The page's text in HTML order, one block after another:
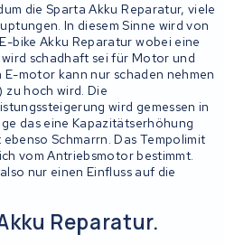
die Sparta Akku Reparatur, viele
In diesem Sinne wird von
bike Akku Reparatur wobei eine
schadhaft sei für Motor und
E-motor kann nur schaden nehmen
zu hoch wird. Die
wird gemessen in
das eine Kapazitätserhöhung
Schmarrn. Das Tempolimit
vom Antriebsmotor bestimmt.
nur einen Einfluss auf die
Reparatur.